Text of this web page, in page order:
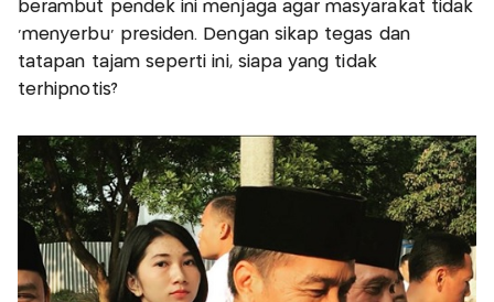
berambut pendek ini menjaga agar masyarakat tidak
‘menyerbu’ presiden. Dengan sikap tegas dan
tatapan tajam seperti ini, siapa yang tidak
terhipnotis?